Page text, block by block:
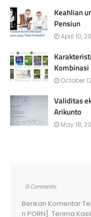
Keahlian
Pensiun
April 10,
Kombinasi
October
Validitas
Arikunto
May 18,
0 Comments
Berikan Komentar
n PORN]. Terima